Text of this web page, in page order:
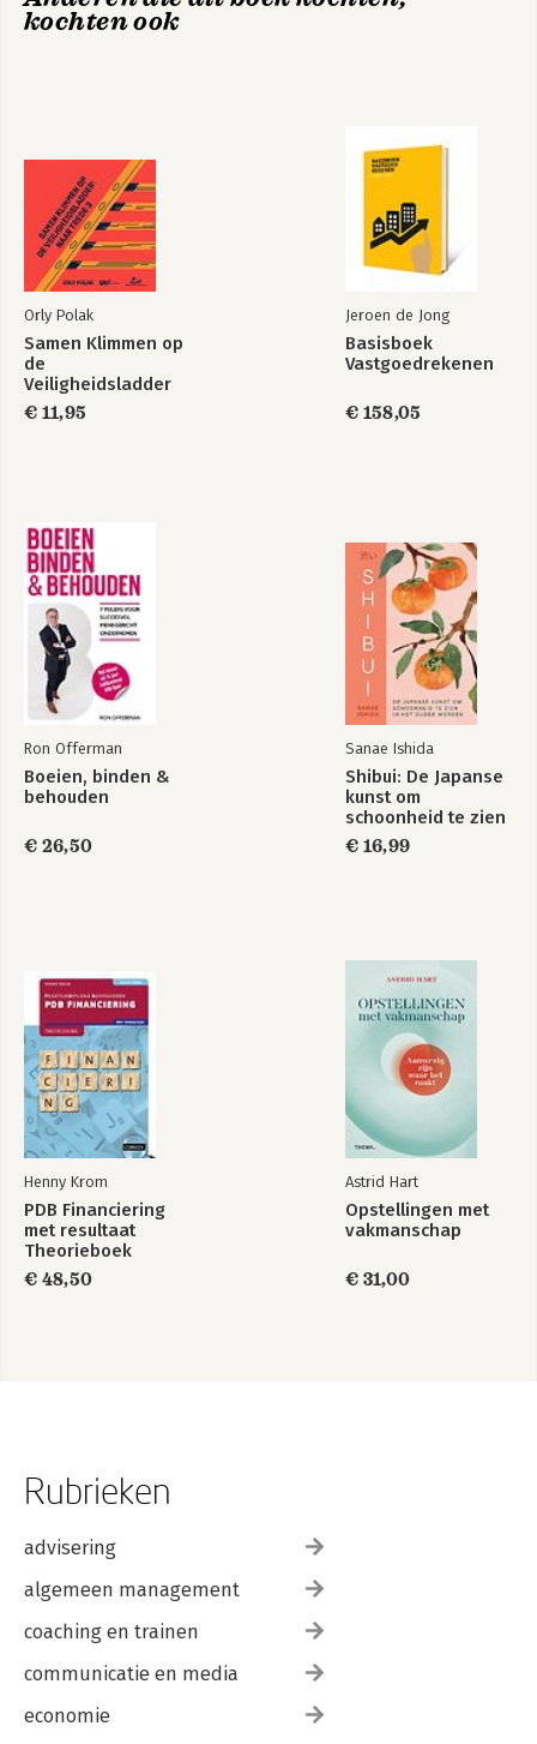
verandering op alle organisatieniveaus.
Veiligheidsladder
Begrijpen en
bouwen aan
veiligheid & cultuur
Uitglijders
10. Psychologische veiligheid 84
kochten ook
Orly Polak
Samen Klimmen op
de
Veiligheidsladder
€ 11,95
Jeroen de Jong
Basisboek
Vastgoedrekenen
€ 158,05
Ron Offerman
Boeien, binden &
behouden
€ 26,50
Sanae Ishida
Shibui: De Japanse
kunst om
schoonheid te zien
in het ouder
worden
€ 16,99
Henny Krom
PDB Financiering
met resultaat
Theorieboek
€ 48,50
Astrid Hart
Opstellingen met
vakmanschap
€ 31,00
Rubrieken
advisering
algemeen management
coaching en trainen
communicatie en media
economie